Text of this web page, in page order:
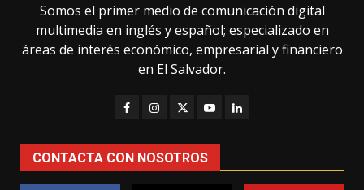
Somos el primer medio de comunicación digital
multimedia en inglés y español; especializado en
áreas de interés económico, empresarial y financiero
en El Salvador.
CONTACTA CON NOSOTROS